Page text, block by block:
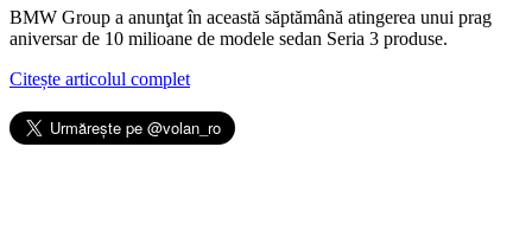
BMW Group a anunţat în această săptămână atingerea unui prag
aniversar de 10 milioane de modele sedan Seria 3 produse.
Citește articolul complet